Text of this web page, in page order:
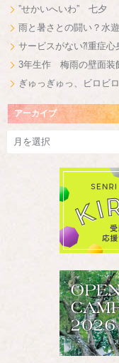
”せかいへいわ” 七夕
雨と暑さとの闘い？水
サービスがない⁈重症
3年生作 梅雨の壁面装
ぎゅっぎゅっ、ビロビ
アーカイブ